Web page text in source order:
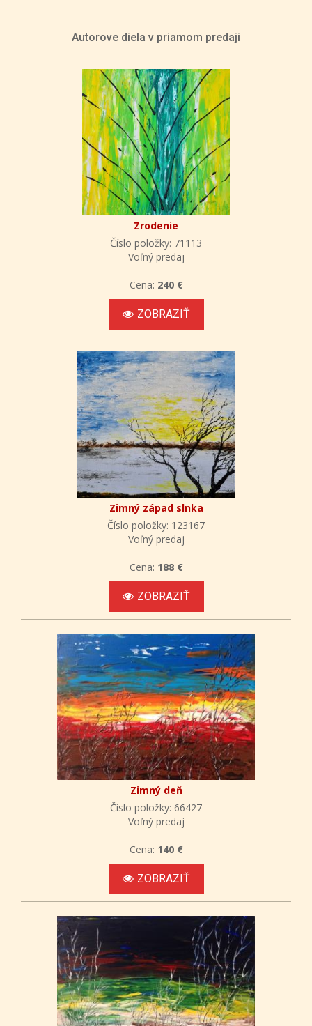
Autorove diela v priamom predaji
Zrodenie
Číslo položky: 71113
Voľný predaj
Cena: 240 €
ZOBRAZIŤ
Zimný západ slnka
Číslo položky: 123167
Voľný predaj
Cena: 188 €
ZOBRAZIŤ
Zimný deň
Číslo položky: 66427
Voľný predaj
Cena: 140 €
ZOBRAZIŤ